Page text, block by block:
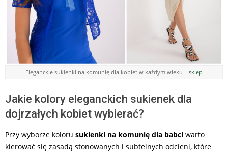
Eleganckie sukienki na komunię dla kobiet w każdym wieku – sklep
Jakie kolory eleganckich sukienek dla
dojrzałych kobiet wybierać?
Przy wyborze koloru sukienki na komunię dla babci warto
kierować się zasadą stonowanych i subtelnych odcieni, które